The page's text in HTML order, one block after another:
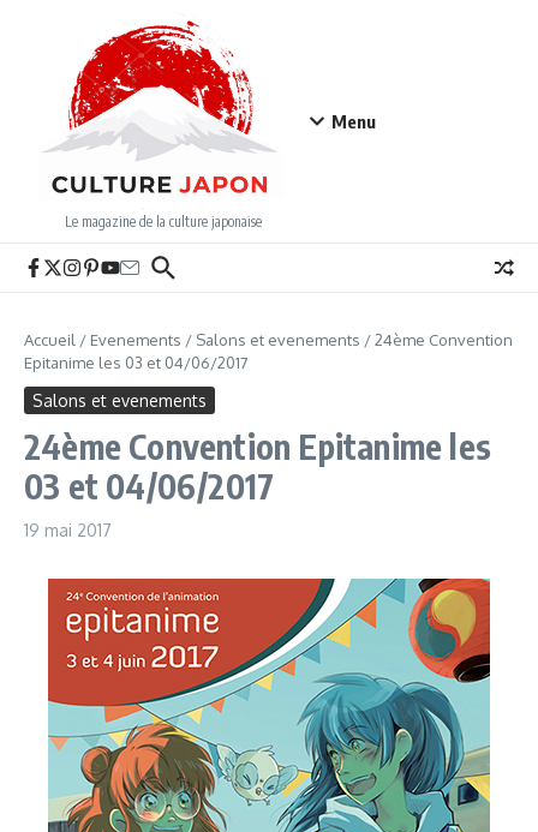
Le magazine de la culture japonaise
Menu
Accueil / Evenements / Salons et evenements /24ème Convention
Epitanime les 03 et 04/06/2017
Salons et evenements
24ème Convention Epitanime les
03 et 04/06/2017
19 mai 2017